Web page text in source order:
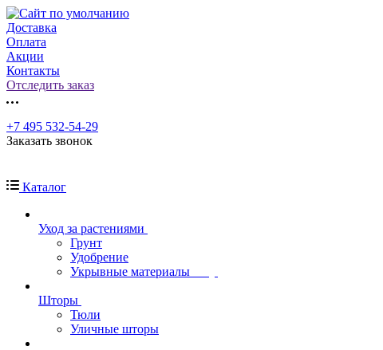
Доставка
Оплата
Акции
Контакты
Отследить заказ
+7 495 532-54-29
Заказать звонок
Каталог
Уход за растениями
Грунт
Удобрение
Укрывные материалы
Шторы
Тюли
Уличные шторы